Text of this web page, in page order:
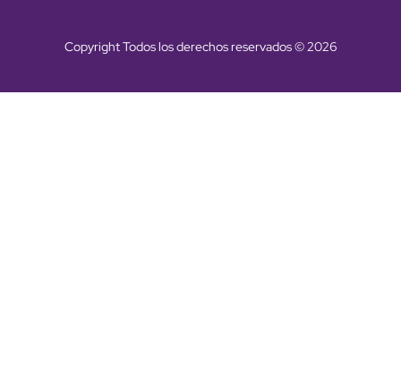
Copyright Todos los derechos reservados © 2026